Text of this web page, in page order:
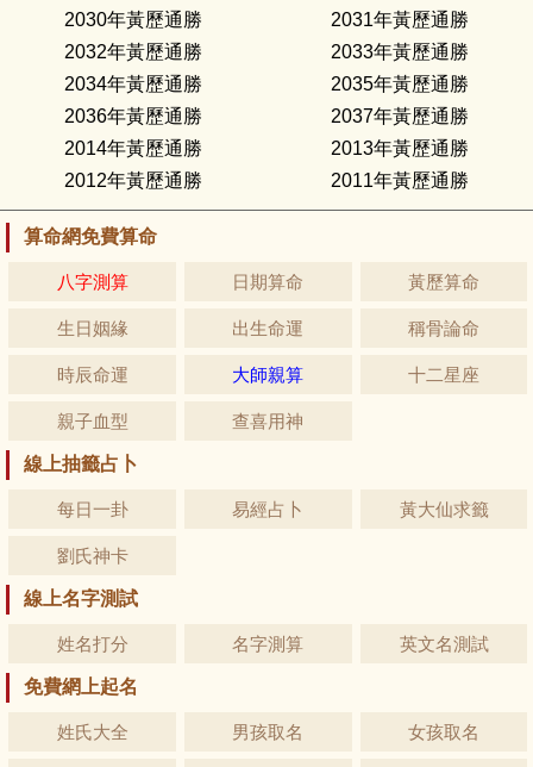
2030年黃歷通勝
2031年黃歷通勝
2032年黃歷通勝
2033年黃歷通勝
2034年黃歷通勝
2035年黃歷通勝
2036年黃歷通勝
2037年黃歷通勝
2014年黃歷通勝
2013年黃歷通勝
2012年黃歷通勝
2011年黃歷通勝
算命網免費算命
八字測算 日期算命 黃歷算命
生日姻緣 出生命運 稱骨論命
時辰命運 大師親算 十二星座
親子血型 查喜用神
線上抽籤占卜
每日一卦 易經占卜 黃大仙求籤
劉氏神卡
線上名字測試
姓名打分 名字測算 英文名測試
免費網上起名
姓氏大全 男孩取名 女孩取名